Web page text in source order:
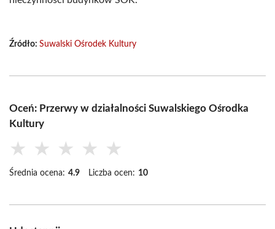
Źródło: Suwalski Ośrodek Kultury
Oceń: Przerwy w działalności Suwalskiego Ośrodka
Kultury
★ ★ ★ ★ ★
Średnia ocena: 4.9 Liczba ocen: 10